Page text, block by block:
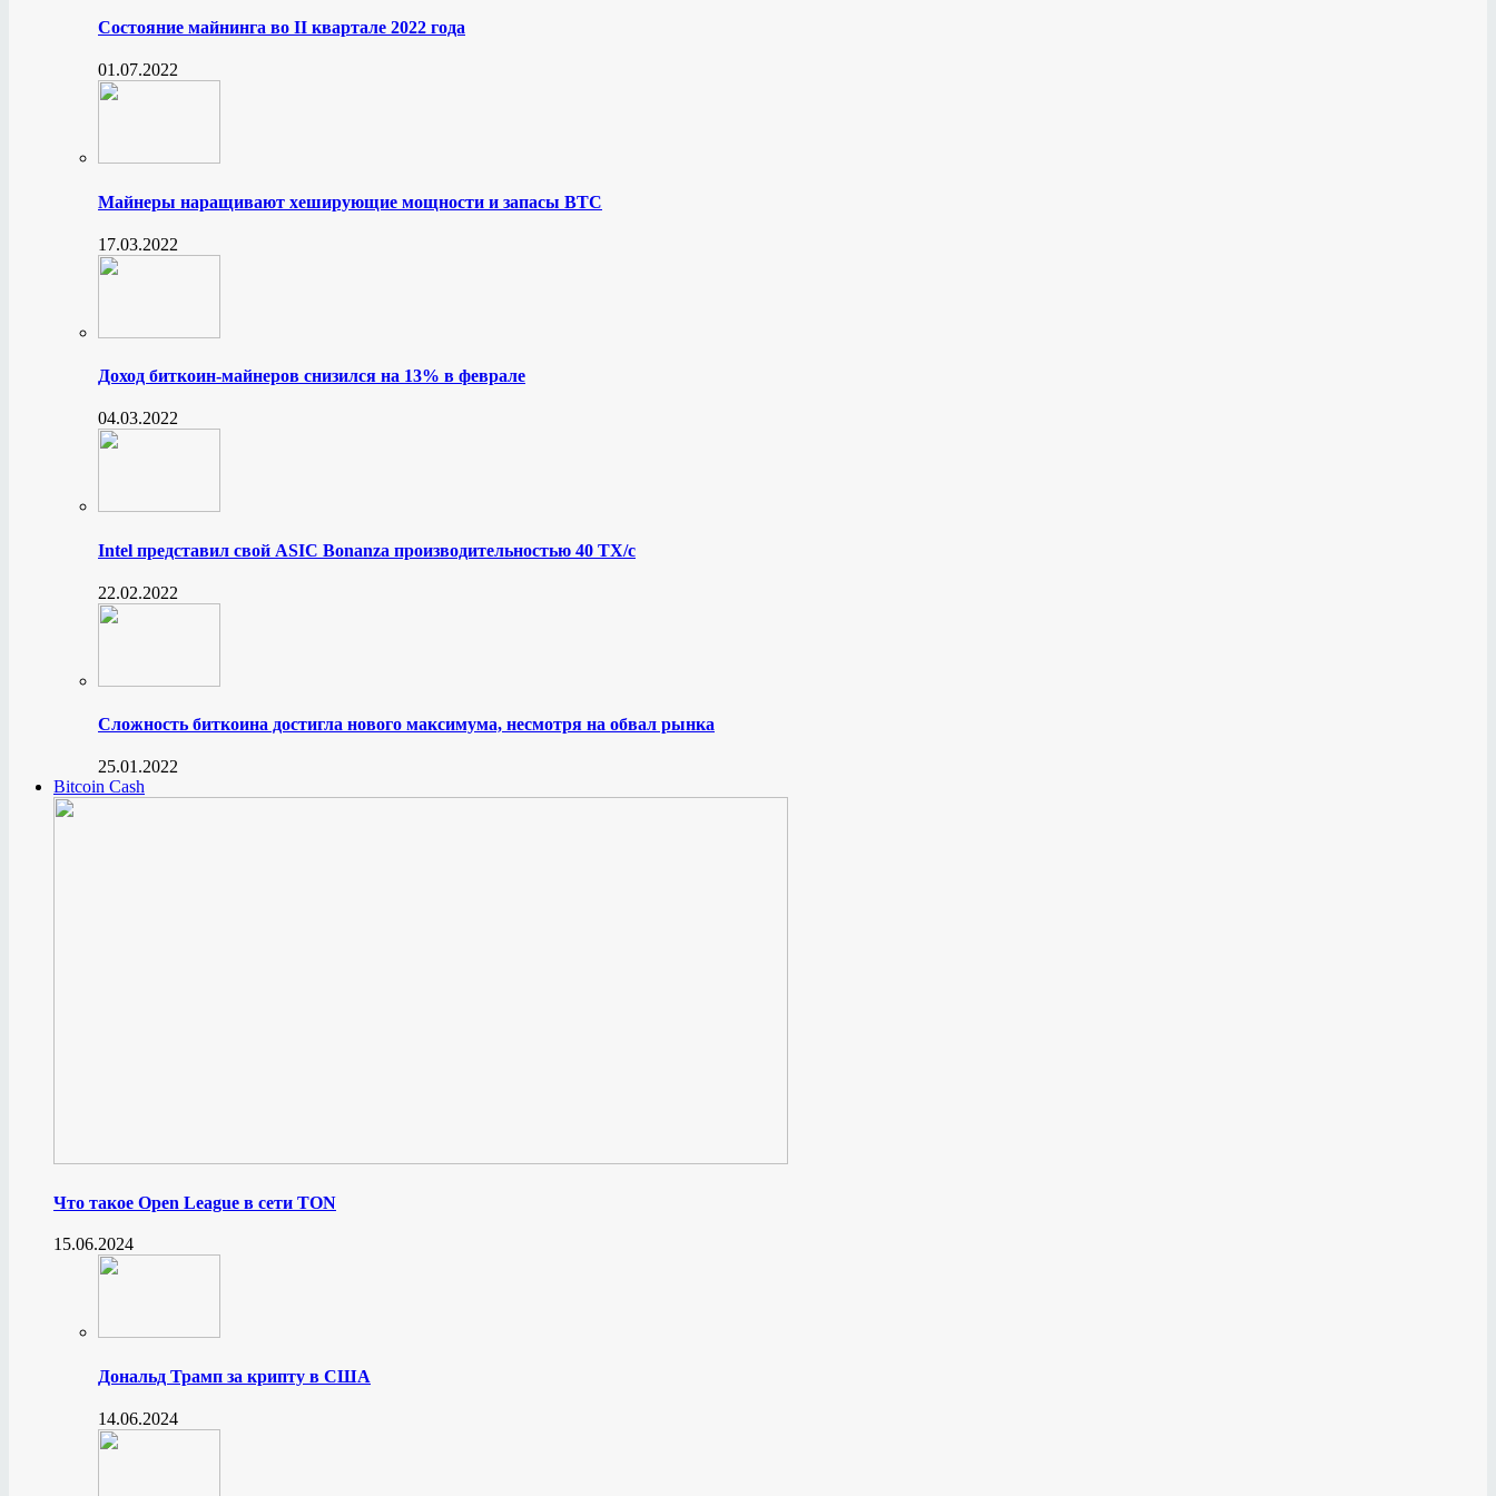
Состояние майнинга во II квартале 2022 года
01.07.2022
Майнеры наращивают хеширующие мощности и запасы BTC
17.03.2022
Доход биткоин-майнеров снизился на 13% в феврале
04.03.2022
Intel представил свой ASIC Bonanza производительностью 40 ТХ/с
22.02.2022
Сложность биткоина достигла нового максимума, несмотря на обвал рынка
25.01.2022
Bitcoin Cash
Что такое Open League в сети TON
15.06.2024
Дональд Трамп за крипту в США
14.06.2024